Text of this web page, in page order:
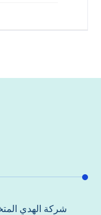
شركة الهدي